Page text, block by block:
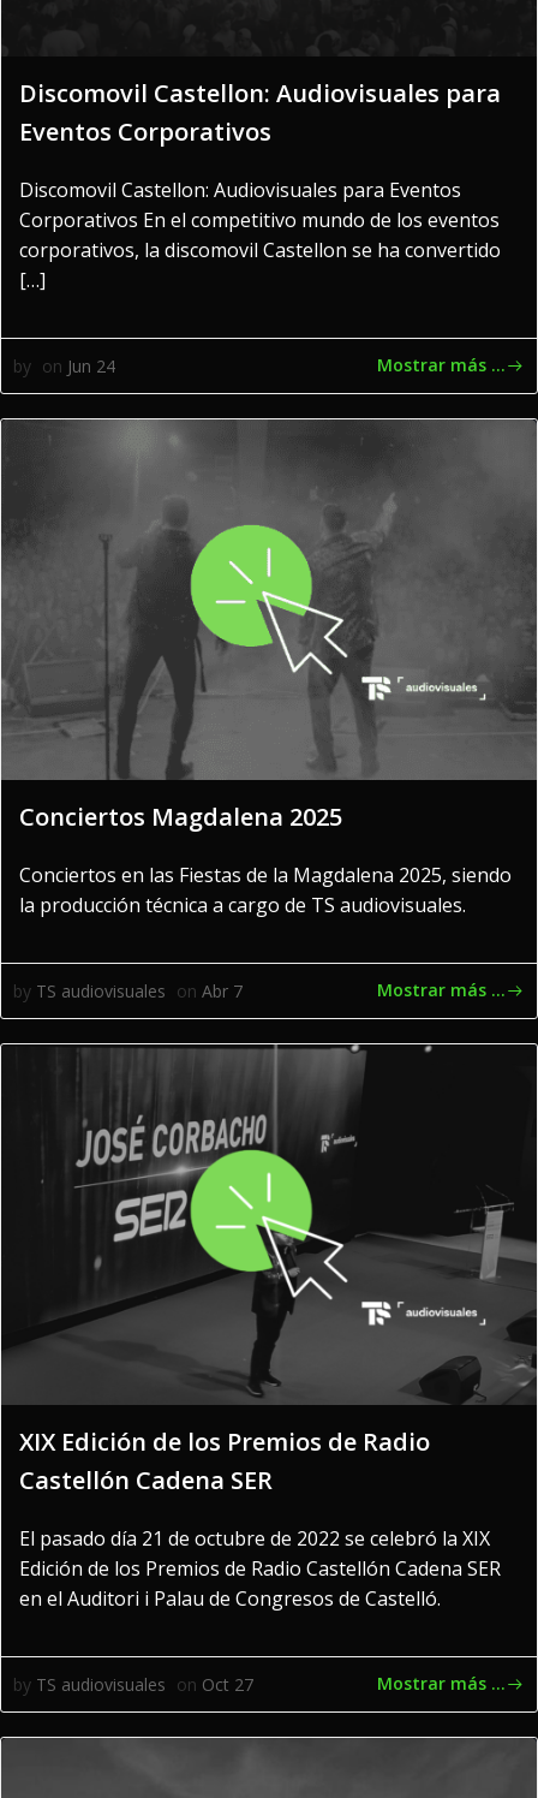
Discomovil Castellon: Audiovisuales para
Eventos Corporativos
Discomovil Castellon: Audiovisuales para Eventos
Corporativos En el competitivo mundo de los eventos
corporativos, la discomovil Castellon se ha convertido
[…]
by on Jun 24 Mostrar más ...
Conciertos Magdalena 2025
Conciertos en las Fiestas de la Magdalena 2025, siendo
la producción técnica a cargo de TS audiovisuales.
by TS audiovisuales on Abr 7 Mostrar más ...
XIX Edición de los Premios de Radio
Castellón Cadena SER
El pasado día 21 de octubre de 2022 se celebró la XIX
Edición de los Premios de Radio Castellón Cadena SER
en el Auditori i Palau de Congresos de Castelló.
by TS audiovisuales on Oct 27 Mostrar más ...